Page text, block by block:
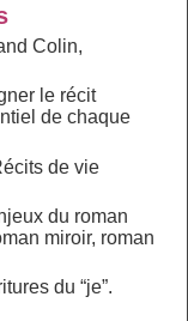
Colin,
le récit
de chaque
de vie
du roman
miroir, roman
du “je”.